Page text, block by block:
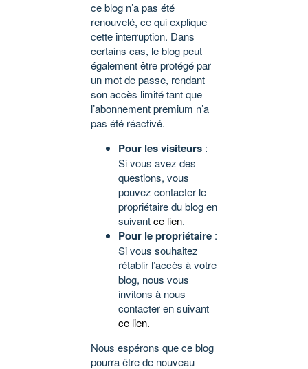
ce blog n’a pas été
renouvelé, ce qui explique
cette interruption. Dans
certains cas, le blog peut
également être protégé par
un mot de passe, rendant
son accès limité tant que
l’abonnement premium n’a
pas été réactivé.
Pour les visiteurs :
Si vous avez des
questions, vous
pouvez contacter le
propriétaire du blog en
suivantce lien.
Pour le propriétaire :
Si vous souhaitez
rétablir l’accès à votre
blog, nous vous
invitons à nous
contacter en suivant
ce lien.
Nous espérons que ce blog
pourra être de nouveau